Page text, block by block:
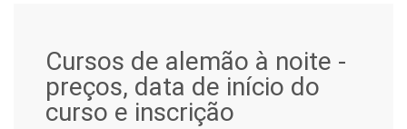
Cursos de alemão à noite -
preços, data de início do
curso e inscrição